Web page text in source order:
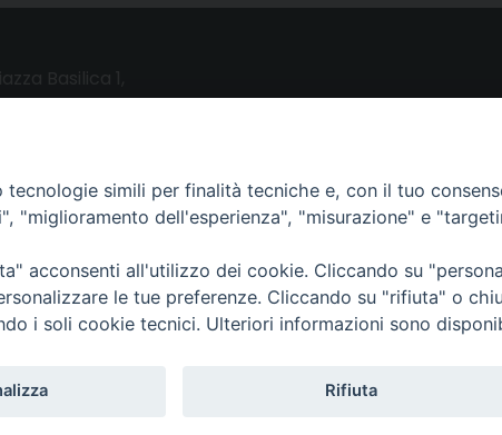
UTILITY
Altri articoli
Notizie nazionali
Amministrazione Trasparente
simili per finalità tecniche e, con il tuo
"miglioramento dell'esperienza", "misurazione" e
acconsenti all'utilizzo dei cookie. Cliccando su
le tue preferenze. Cliccando su "rifiuta" o
i soli cookie tecnici. Ulteriori informazioni sono
Rifiuta